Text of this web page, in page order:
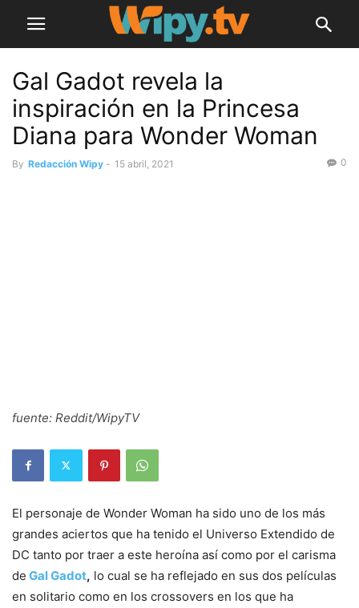
Gal Gadot revela la
inspiración en la Princesa
Diana para Wonder Woman
By Redacción Wipy - 15 abril, 2021 0
fuente: Reddit/WipyTV
El personaje de Wonder Woman ha sido uno de los más
grandes aciertos que ha tenido el Universo Extendido de
DC tanto por traer a este heroína así como por el carisma
de Gal Gadot, lo cual se ha reflejado en sus dos películas
en solitario como en los crossovers en los que ha